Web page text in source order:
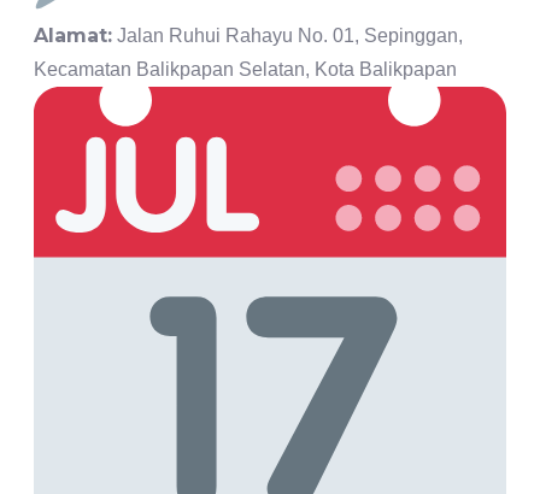
Alamat: Jalan Ruhui Rahayu No. 01, Sepinggan,
Kecamatan Balikpapan Selatan, Kota Balikpapan